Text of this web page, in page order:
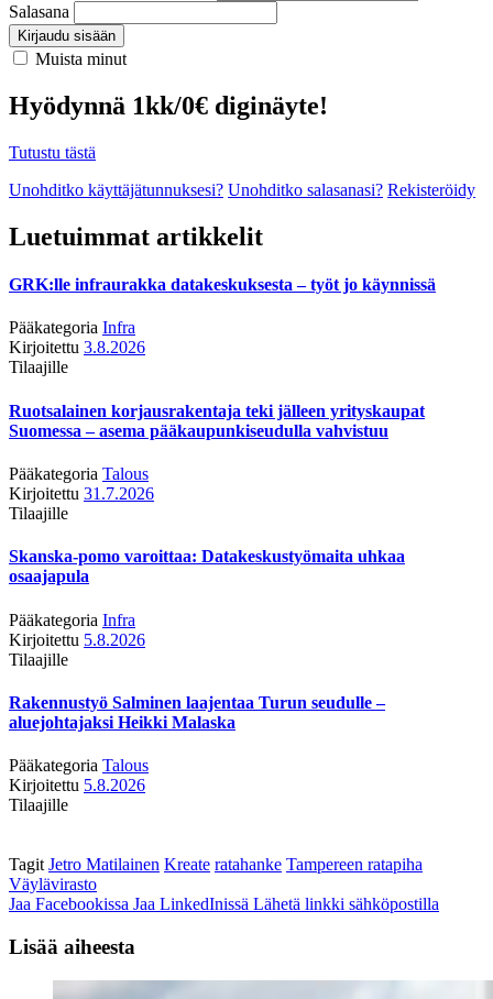
Salasana
Kirjaudu sisään
Muista minut
Hyödynnä 1kk/0€ diginäyte!
Tutustu tästä
Unohditko käyttäjätunnuksesi? Unohditko salasanasi? Rekisteröidy
Luetuimmat artikkelit
GRK:lle infraurakka datakeskuksesta – työt jo käynnissä
Pääkategoria Infra
Kirjoitettu 3.8.2026
Tilaajille
Ruotsalainen korjausrakentaja teki jälleen yrityskaupat
Suomessa – asema pääkaupunkiseudulla vahvistuu
Pääkategoria Talous
Kirjoitettu 31.7.2026
Tilaajille
Skanska-pomo varoittaa: Datakeskustyömaita uhkaa
osaajapula
Pääkategoria Infra
Kirjoitettu 5.8.2026
Tilaajille
Rakennustyö Salminen laajentaa Turun seudulle –
aluejohtajaksi Heikki Malaska
Pääkategoria Talous
Kirjoitettu 5.8.2026
Tilaajille
Tagit Jetro Matilainen Kreate ratahanke Tampereen ratapiha
Väylävirasto
Jaa Facebookissa Jaa LinkedInissä Lähetä linkki sähköpostilla
Lisää aiheesta